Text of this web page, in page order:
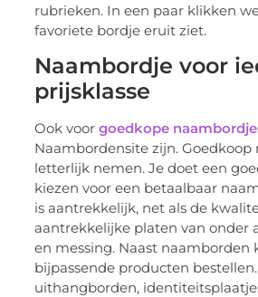
rubrieken. In een paar klikken
favoriete bordje eruit ziet.
Naambordje voor
prijsklasse
Ook voorgoedkope
Naambordensite zijn. Goedkoop
letterlijk nemen. Je doet een
kiezen voor een betaalbaar
is aantrekkelijk, net als de
aantrekkelijke platen van onder
en messing. Naast naamborden
bijpassende producten
uithangborden,